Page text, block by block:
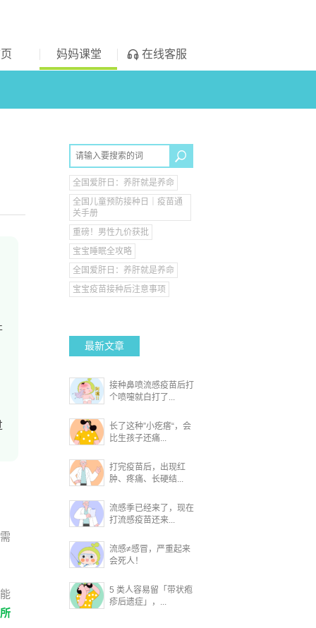
妈妈课堂 在线客服
全国爱肝日：养肝就是养命
全国儿童预防接种日｜疫苗通
关手册
重磅！男性九价获批
宝宝睡眠全攻略
全国爱肝日：养肝就是养命
宝宝疫苗接种后注意事项
最新文章
接种鼻喷流感疫苗后打
个喷嚏就白打了...
长了这种”小疙瘩“，会
比生孩子还痛...
打完疫苗后，出现红
肿、疼痛、长硬结...
流感季已经来了，现在
打流感疫苗还来...
流感≠感冒，严重起来
会死人！
5 类人容易留「带状疱
疹后遗症」，...